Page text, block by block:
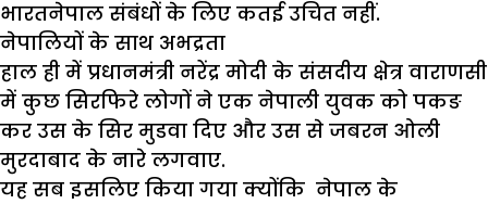
भारतनेपाल संबंधों के लिए कतई उचित नहीं.
नेपालियों के साथ अभद्रता
हाल ही में प्रधानमंत्री नरेंद्र मोदी के संसदीय क्षेत्र वाराणसी
में कुछ सिरफिरे लोगों ने एक नेपाली युवक को पकङ
कर उस के सिर मुडवा दिए और उस से जबरन ओली
मुरदाबाद के नारे लगवाए.
यह सब इसलिए किया गया क्योंकि नेपाल के